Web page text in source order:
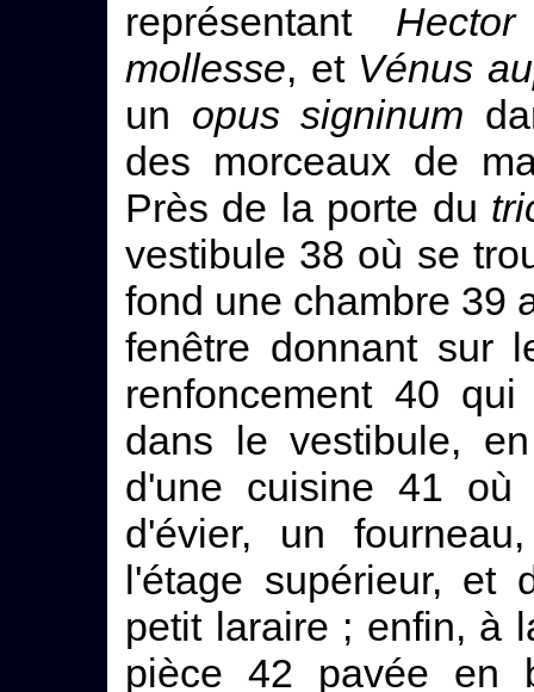
représentant
mollesse, et Vénus
un opus signinum
des morceaux de
Près de la porte du
vestibule 38 où se
fond une chambre 39
fenêtre donnant sur
renfoncement 40
dans le vestibule,
d'une cuisine 41 où
d'évier, un
l'étage supérieur, et
petit laraire ; enfin, à
pièce 42 pavée en